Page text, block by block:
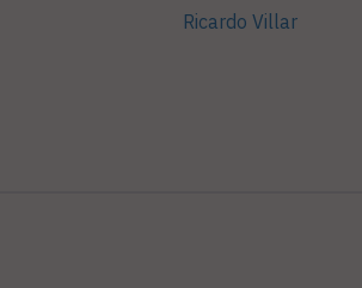
Ricardo Villar